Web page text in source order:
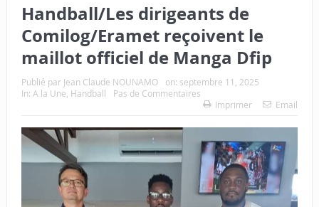
Handball/Les dirigeants de
Comilog/Eramet reçoivent le
maillot officiel de Manga Dfip
Publié par Jean Claude NOUNAMO on: septembre 11, 2025
In: A la Une Handball
Pas de Commentaires
Imprimer
Email